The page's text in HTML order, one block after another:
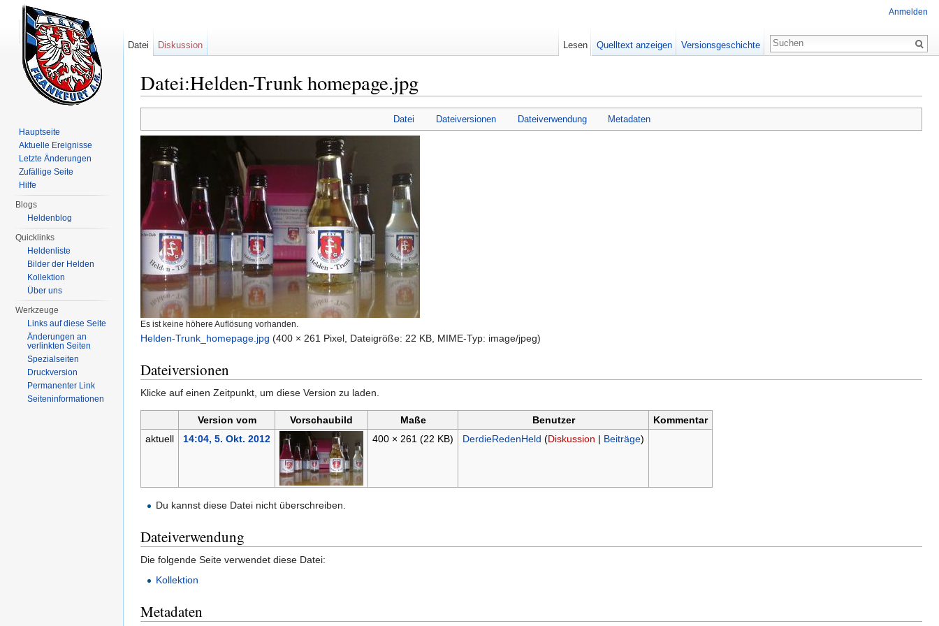
Datei:Helden-Trunk homepage.jpg
Datei Dateiversionen Dateiverwendung Metadaten
Es ist keine höhere Auflösung vorhanden.
Helden-Trunk_homepage.jpg (400 × 261 Pixel, Dateigröße: 22 KB, MIME-Typ: image/jpeg)
Dateiversionen
Klicke auf einen Zeitpunkt, um diese Version zu laden.
Version vom Vorschaubild Maße Benutzer
Kommentar
aktuell
14:04, 5. Okt. 2012 400 × 261 (22 KB) DerdieRedenHeld (Diskussion | Beiträge)
Du kannst diese Datei nicht überschreiben.
Dateiverwendung
Die folgende Seite verwendet diese Datei:
Kollektion
Metadaten
Anmelden
Datei Diskussion Lesen Quelltext anzeigen Versionsgeschichte
Hauptseite
Aktuelle Ereignisse
Letzte Änderungen
Zufällige Seite
Hilfe
Blogs
Heldenblog
Quicklinks
Heldenliste
Bilder der Helden
Kollektion
Über uns
Werkzeuge
Links auf diese Seite
Änderungen an
verlinkten Seiten
Spezialseiten
Druckversion
Permanenter Link
Seiten­informationen